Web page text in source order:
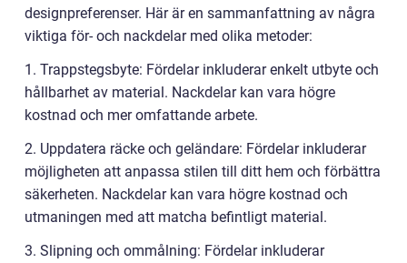
designpreferenser. Här är en sammanfattning av några
viktiga för- och nackdelar med olika metoder:
1. Trappstegsbyte: Fördelar inkluderar enkelt utbyte och
hållbarhet av material. Nackdelar kan vara högre
kostnad och mer omfattande arbete.
2. Uppdatera räcke och geländare: Fördelar inkluderar
möjligheten att anpassa stilen till ditt hem och förbättra
säkerheten. Nackdelar kan vara högre kostnad och
utmaningen med att matcha befintligt material.
3. Slipning och ommålning: Fördelar inkluderar